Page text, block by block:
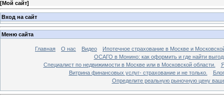
[Мой сайт]
Вход на сайт
Меню сайта
Главная О нас Видео
Ипотечное страхование в Москве и
ОСАГО в Монино: как оформить и где найти
Специалист по недвижимости в Москве или в Московской области.
Витрина финансовых услуг- страхование и не только.
Блог
Определите реальную рыночную цену